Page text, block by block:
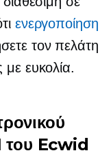
ενεργοποίηση
τον πελάτη
ευκολία.
του Ecwid